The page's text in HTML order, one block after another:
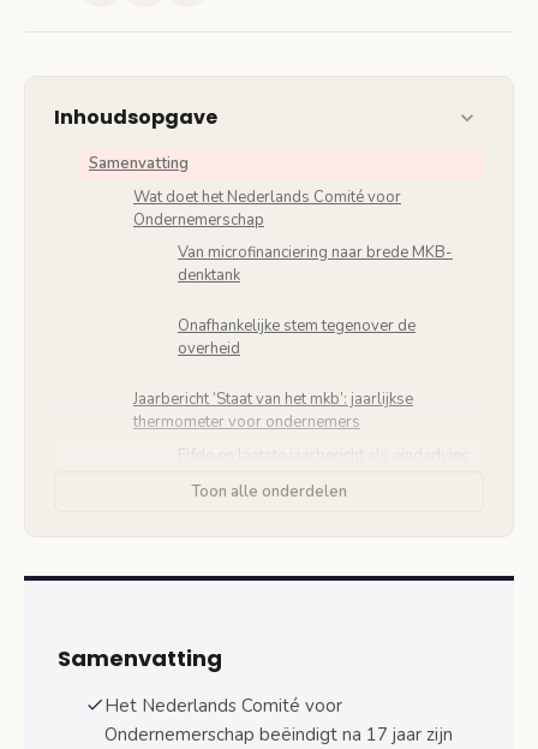
Inhoudsopgave
Samenvatting
Wat doet het Nederlands Comité voor
Ondernemerschap
Van microfinanciering naar brede MKB-
denktank
Onafhankelijke stem tegenover de
overheid
Jaarbericht ‘Staat van het mkb’: jaarlijkse
thermometer voor ondernemers
regels onder het mes
MKB-indicator onder de loep
Overgang naar de Productiviteitsraad: MKB-
expertise behouden?
Toon alle onderdelen
Samenvatting
Het Nederlands Comité voor
Ondernemerschap beëindigt na 17 jaar zijn